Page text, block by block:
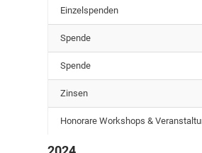
Einzelspenden
Spende
Spende
Zinsen
Honorare Workshops &